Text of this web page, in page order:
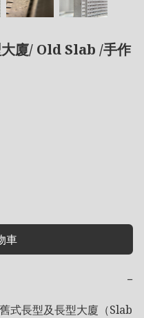
大廈/ Old Slab /手作
車
−
式長型及長型大廈（Slab